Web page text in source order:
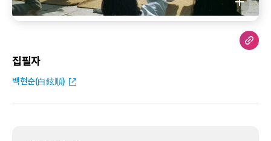
집필자
백현순(白鉉順)